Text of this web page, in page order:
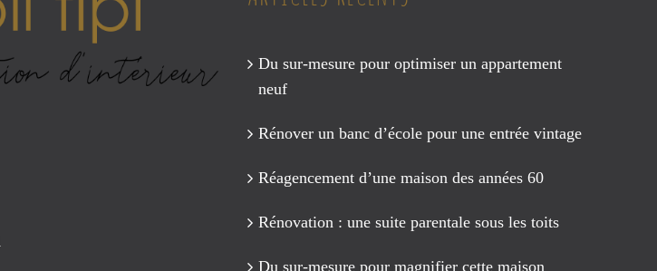
Du sur-mesure pour optimiser un appartement
neuf
Rénover un banc d’école pour une entrée vintage
Réagencement d’une maison des années 60
Rénovation : une suite parentale sous les toits
Du sur-mesure pour magnifier cette maison